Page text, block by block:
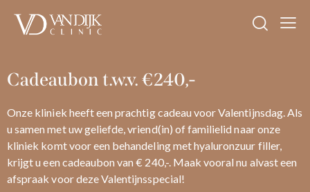
Cadeaubon t.w.v. €240,-
Onze kliniek heeft een prachtig cadeau voor Valentijnsdag. Als
u samen met uw geliefde, vriend(in) of familielid naar onze
kliniek komt voor een behandeling met hyaluronzuur filler,
krijgt u een cadeaubon van € 240,-. Maak vooral nu alvast een
afspraak voor deze Valentijnsspecial!